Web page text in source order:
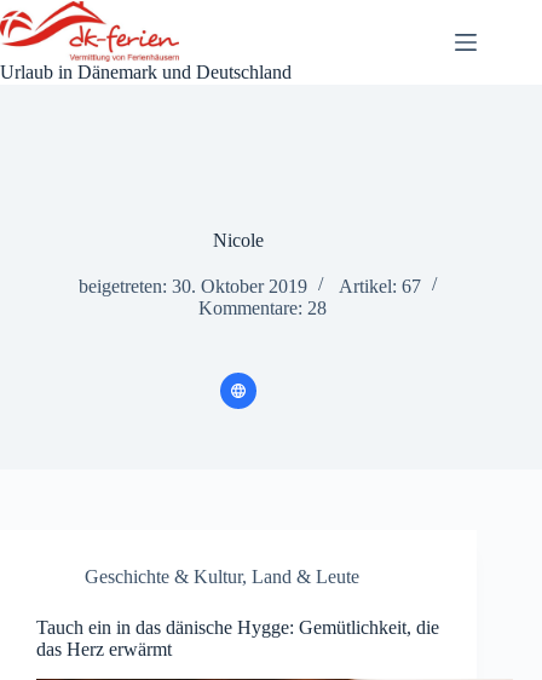
Zum
Inhalt
springen
Urlaub in Dänemark und Deutschland
Nicole
beigetreten: 30. Oktober 2019
Artikel: 67
Kommentare: 28
Geschichte & Kultur, Land & Leute
Tauch ein in das dänische Hygge: Gemütlichkeit, die
das Herz erwärmt